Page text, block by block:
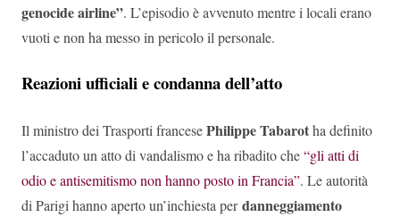
genocide airline”. L’episodio è avvenuto mentre i locali erano
vuoti e non ha messo in pericolo il personale.
Reazioni ufficiali e condanna dell’atto
Il ministro dei Trasporti francesePhilippe Tabarotha definito
l’accaduto un atto di vandalismo e ha ribadito che“gli atti di
odio e antisemitismo non hanno posto in Francia”. Le autorità
di Parigi hanno aperto un’inchiesta per danneggiamento